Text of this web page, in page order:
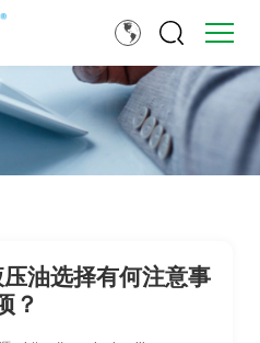
油选择有何注意事
？